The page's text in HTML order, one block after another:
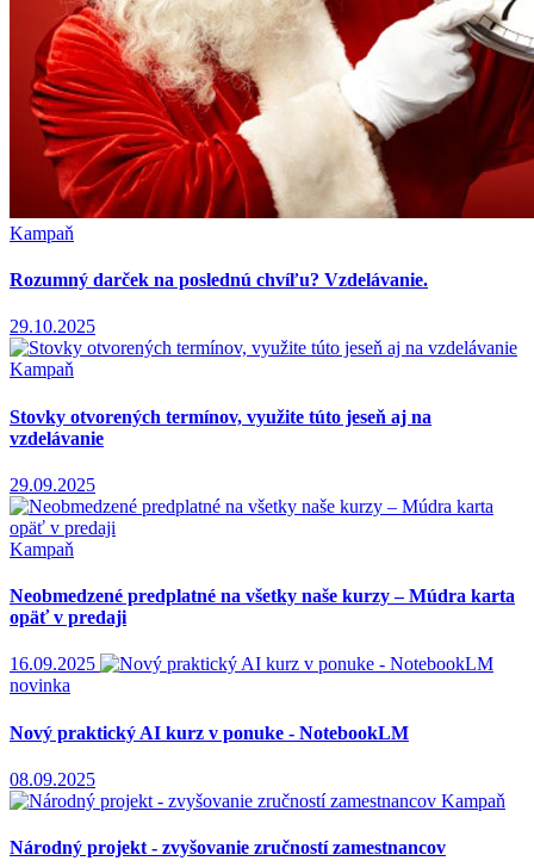
Kampaň
Rozumný darček na poslednú chvíľu? Vzdelávanie.
29.10.2025
Kampaň
Stovky otvorených termínov, využite túto jeseň aj na
vzdelávanie
29.09.2025
Kampaň
Neobmedzené predplatné na všetky naše kurzy – Múdra karta
opäť v predaji
16.09.2025
novinka
Nový praktický AI kurz v ponuke - NotebookLM
08.09.2025
Kampaň
Národný projekt - zvyšovanie zručností zamestnancov